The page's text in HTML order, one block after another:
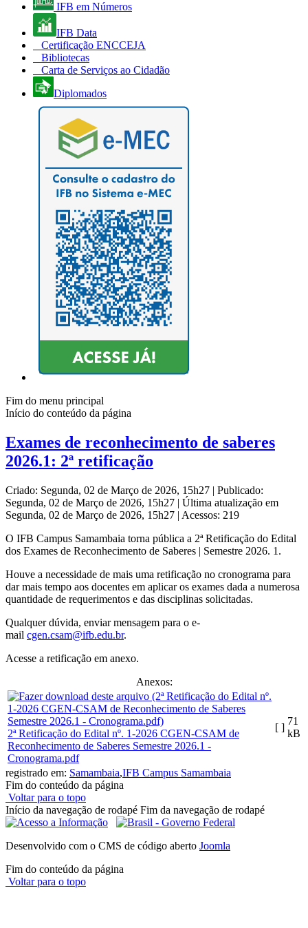
IFB em Números
IFB Data
Certificação ENCCEJA
Bibliotecas
Carta de Serviços ao Cidadão
Diplomados
Fim do menu principal
Início do conteúdo da página
Exames de reconhecimento de saberes
2026.1: 2ª retificação
Criado: Segunda, 02 de Março de 2026, 15h27 | Publicado:
Segunda, 02 de Março de 2026, 15h27 | Última atualização em
Segunda, 02 de Março de 2026, 15h27 | Acessos: 219
O IFB Campus Samambaia torna pública a 2ª Retificação do Edital
dos Exames de Reconhecimento de Saberes | Semestre 2026. 1.
Houve a necessidade de mais uma retificação no cronograma para
dar mais tempo aos docentes em aplicar os exames dada a numerosa
quantidade de requerimentos e das disciplinas solicitadas.
Qualquer dúvida, enviar mensagem para o e-
mail cgen.csam@ifb.edu.br.
Acesse a retificação em anexo.
Anexos:
2ª Retificação do Edital nº. 1-2026 CGEN-CSAM de
Reconhecimento de Saberes Semestre 2026.1 -
Cronograma.pdf
[ ]
71
kB
registrado em: Samambaia,IFB Campus Samambaia
Fim do conteúdo da página
Voltar para o topo
Início da navegação de rodapé Fim da navegação de rodapé
Desenvolvido com o CMS de código aberto Joomla
Fim do conteúdo da página
Voltar para o topo